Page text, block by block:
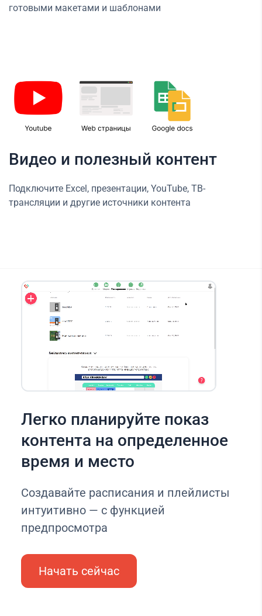
готовыми макетами и шаблонами
Видео и полезный контент
Подключите Excel, презентации, YouTube, ТВ-
трансляции и другие источники контента
Легко планируйте показ
контента на определенное
время и место
Создавайте расписания и плейлисты
интуитивно — с функцией
предпросмотра
Начать сейчас